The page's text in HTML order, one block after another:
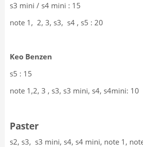
s3 mini / s4 mini : 15
note 1, 2, 3, s3, s4 , s5 : 20
Keo Benzen
s5 : 15
note 1,2, 3 , s3, s3 mini, s4, s4mini: 10
Paster
s2, s3, s3 mini, s4, s4 mini, note 1,